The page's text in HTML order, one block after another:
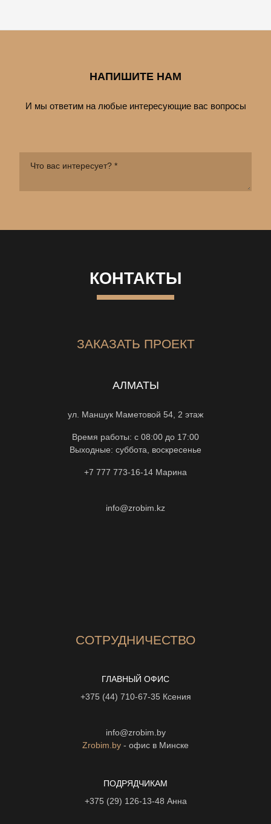
НАПИШИТЕ НАМ
И мы ответим на любые интересующие вас вопросы
КОНТАКТЫ
ЗАКАЗАТЬ ПРОЕКТ
АЛМАТЫ
ул. Маншук Маметовой 54, 2 этаж
Время работы: с 08:00 до 17:00
Выходные: суббота, воскресенье
+7 777 773-16-14 Марина
info@zrobim.kz
СОТРУДНИЧЕСТВО
ГЛАВНЫЙ ОФИС
+375 (44) 710-67-35 Ксения
info@zrobim.by
Zrobim.by - офис в Минске
ПОДРЯДЧИКАМ
+375 (29) 126-13-48 Анна